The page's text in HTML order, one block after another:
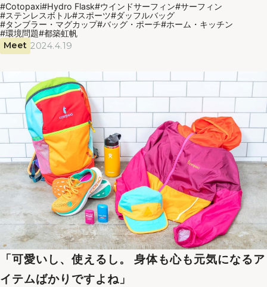
#Cotopaxi#Hydro Flask#ウインドサーフィン#サーフィン
#ステンレスボトル#スポーツ#ダッフルバッグ
#タンブラー・マグカップ#バッグ・ポーチ#ホーム・キッチン
#環境問題#都築虹帆
Meet 2024.4.19
「可愛いし、使えるし。 身体も心も元気になるア
イテムばかりですよね」